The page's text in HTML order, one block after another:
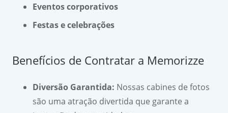
Eventos corporativos
Festas e celebrações
Benefícios de Contratar a Memorizze
Diversão Garantida: Nossas cabines de fotos
são uma atração divertida que garante a